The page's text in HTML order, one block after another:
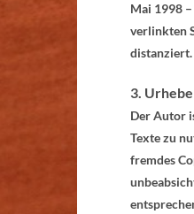
Mai 1998
verlinkten
distanziert.
3.
Der Autor
Texte zu
fremdes